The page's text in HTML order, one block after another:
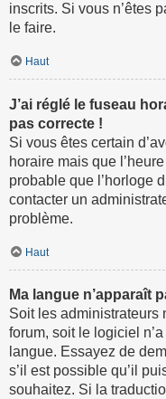
inscrits. Si vous n’êtes
le faire.
Haut
J’ai réglé le fuseau
pas correcte !
Si vous êtes certain
horaire mais que
probable que l’horloge
contacter un
problème.
Haut
Ma langue n’apparaît
Soit les administrateurs
forum, soit le logiciel
langue. Essayez de
s’il est possible qu’il
souhaitez. Si la